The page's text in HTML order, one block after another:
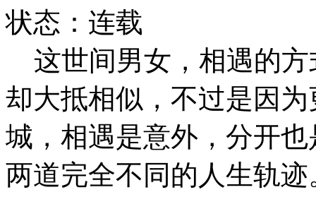
状态：连载
这世间男女，相遇的方
却大抵相似，不过是因
城，相遇是意外，分开
两道完全不同的人生轨